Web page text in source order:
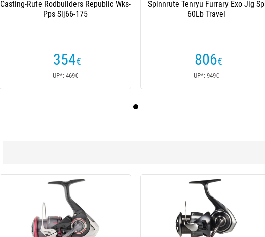
Casting-Rute Rodbuilders Republic Wks-
Pps Slj66-175
354€
UP*: 469€
Spinnrute Tenryu Furrary Exo Jig Sp
60Lb Travel
806€
UP*: 949€